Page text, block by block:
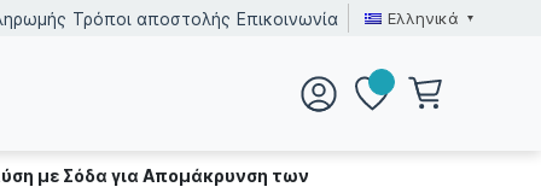
Τρόποι αποστολής Επικοινωνία Ελληνικά
με Σόδα για Απομάκρυνση των